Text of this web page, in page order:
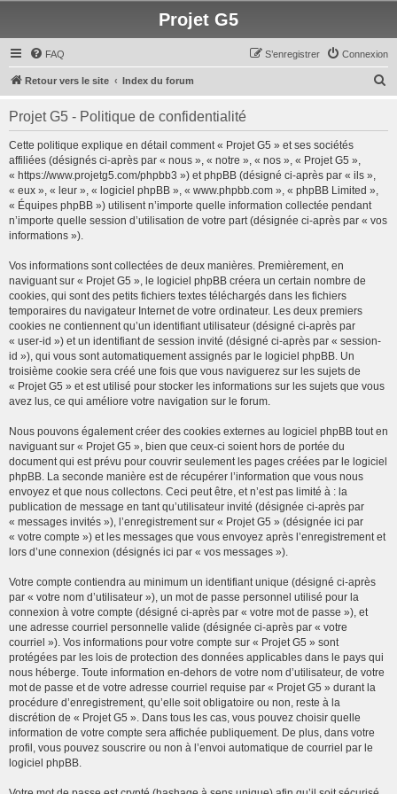
Projet G5
FAQ Connexion
S’enregistrer
Retour vers le site Index du forum
Projet G5 - Politique de confidentialité
Cette politique explique en détail comment « Projet G5 » et ses sociétés
affiliées (désignés ci-après par « nous », « notre », « nos », « Projet G5 »,
« https://www.projetg5.com/phpbb3 ») et phpBB (désigné ci-après par « ils »,
« eux », « leur », « logiciel phpBB », « www.phpbb.com », « phpBB Limited »,
« Équipes phpBB ») utilisent n’importe quelle information collectée pendant
n’importe quelle session d’utilisation de votre part (désignée ci-après par « vos
informations »).
Vos informations sont collectées de deux manières. Premièrement, en
naviguant sur « Projet G5 », le logiciel phpBB créera un certain nombre de
cookies, qui sont des petits fichiers textes téléchargés dans les fichiers
temporaires du navigateur Internet de votre ordinateur. Les deux premiers
cookies ne contiennent qu’un identifiant utilisateur (désigné ci-après par
« user-id ») et un identifiant de session invité (désigné ci-après par « session-
id »), qui vous sont automatiquement assignés par le logiciel phpBB. Un
troisième cookie sera créé une fois que vous naviguerez sur les sujets de
« Projet G5 » et est utilisé pour stocker les informations sur les sujets que vous
avez lus, ce qui améliore votre navigation sur le forum.
Nous pouvons également créer des cookies externes au logiciel phpBB tout en
naviguant sur « Projet G5 », bien que ceux-ci soient hors de portée du
document qui est prévu pour couvrir seulement les pages créées par le logiciel
phpBB. La seconde manière est de récupérer l’information que vous nous
envoyez et que nous collectons. Ceci peut être, et n’est pas limité à : la
publication de message en tant qu’utilisateur invité (désignée ci-après par
« messages invités »), l’enregistrement sur « Projet G5 » (désignée ici par
« votre compte ») et les messages que vous envoyez après l’enregistrement et
lors d’une connexion (désignés ici par « vos messages »).
Votre compte contiendra au minimum un identifiant unique (désigné ci-après
par « votre nom d’utilisateur »), un mot de passe personnel utilisé pour la
connexion à votre compte (désigné ci-après par « votre mot de passe »), et
une adresse courriel personnelle valide (désignée ci-après par « votre
courriel »). Vos informations pour votre compte sur « Projet G5 » sont
protégées par les lois de protection des données applicables dans le pays qui
nous héberge. Toute information en-dehors de votre nom d’utilisateur, de votre
mot de passe et de votre adresse courriel requise par « Projet G5 » durant la
procédure d’enregistrement, qu’elle soit obligatoire ou non, reste à la
discrétion de « Projet G5 ». Dans tous les cas, vous pouvez choisir quelle
information de votre compte sera affichée publiquement. De plus, dans votre
profil, vous pouvez souscrire ou non à l’envoi automatique de courriel par le
logiciel phpBB.